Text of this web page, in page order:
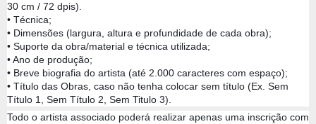
30 cm / 72 dpis).
• Técnica;
• Dimensões (largura, altura e profundidade de cada obra);
• Suporte da obra/material e técnica utilizada;
• Ano de produção;
• Breve biografia do artista (até 2.000 caracteres com espaço);
• Título das Obras, caso não tenha colocar sem título (Ex. Sem
Título 1, Sem Título 2, Sem Titulo 3).
Todo o artista associado poderá realizar apenas uma inscrição com